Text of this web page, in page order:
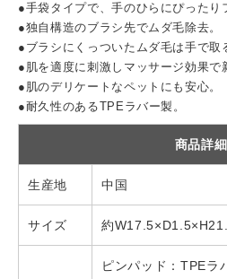
●手袋タイプで、手のひらにぴったり
●独自構造のブラシ先でムダ毛除去。
●ブラシにくっついたムダ毛は手で取
●肌を適度に刺激しマッサージ効果で
●肌のデリケートなペットにも安心。
●耐久性のあるTPEラバー製。
商品詳細
生産地 中国
サイズ 約
ピンパッド：TPEラ